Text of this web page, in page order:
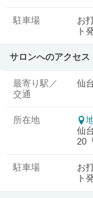
駐車場
お
ト
サロンへのアクセス
最寄り駅／
交通
仙
所在地
仙
20
駐車場
お
ト